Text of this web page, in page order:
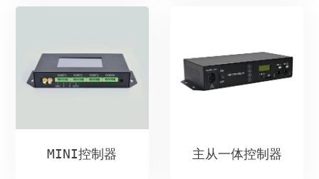
MINI控制器 主从一体控制器